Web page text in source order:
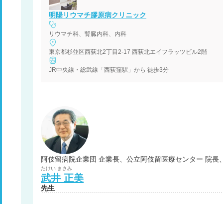
明陽リウマチ膠原病クリニック
リウマチ科、腎臓内科、内科
東京都杉並区西荻北2丁目2-17 西荻北エイフラッツビル2階
JR中央線・総武線「西荻窪駅」から 徒歩3分
阿伎留病院企業団 企業長、公立阿伎留医療センター 院
たけい まさみ
武井 正美
先生